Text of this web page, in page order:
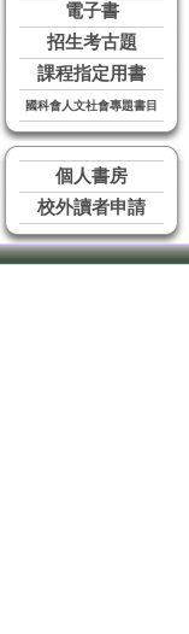
電子書
招生考古題
課程指定用書
國科會人文社會專題書目
個人書房
校外讀者申請